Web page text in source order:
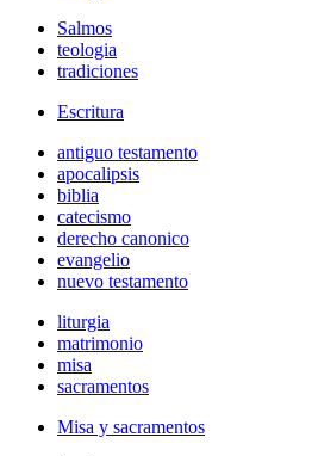
Salmos
teologia
tradiciones
Escritura
antiguo testamento
apocalipsis
biblia
catecismo
derecho canonico
evangelio
nuevo testamento
liturgia
matrimonio
misa
sacramentos
Misa y sacramentos